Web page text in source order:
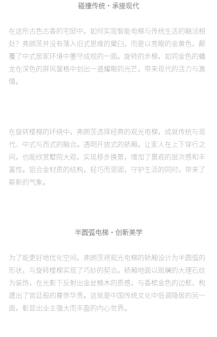
碰撞传统·承接现代
在这所古色古香的宅邸中，如何实现智能电梯与传统生活的融洽相
处？弗朗茨并没有落入旧式思维的窠臼，而是以亮眼的金黄色，颠
覆了中式居家环境中墨守成规的一面。旋转的步梯，如同金色的蟠
龙在深色的屏风窗格中划出一道耀眼的光芒，带来现代的活力与激
情。
在旋转楼梯的环绕中，弗朗茨选择经典的观光电梯，成就传统与现
代、中式与西式的融合。透明开放式的轿厢，让家人在上下穿行之
间，也能欣赏墅院大观，实现移步换景，增加了景观的层次感和丰
富性。铝合金材质的结构，轻巧而坚固，守护生活的同时，带来了
崭新的气象。
半圆弧电梯·创新美学
为了能更好地优化空间，弗朗茨将观光电梯的轿厢设计为半圆弧的
形状，与旋转楼梯实现了巧妙的契合。轿厢地面以斑斓的大理石纹
为装饰，在光影下反射出金丝楠木的质感，与香槟金色的边框，构
建出了宫廷般的尊崇华贵。这就是中国传统文化中低调隐居的另一
面，彰显出业主强大而丰盈的内心世界。